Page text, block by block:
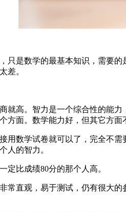
只是数学的最基本知识，需要
差。
就高。智力是一个综合性的能
方面。数学能力好，但其它方面
用数学试卷就可以了，完全不
人的智力。
定比成绩80分的那个人高。
常直观，易于测试，仍有很大